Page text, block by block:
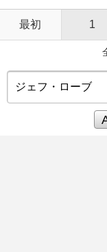
最初 1